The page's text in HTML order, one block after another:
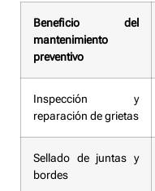
Beneficio del
mantenimiento
preventivo
Inspección y
reparación de grietas
Sellado de juntas y
bordes